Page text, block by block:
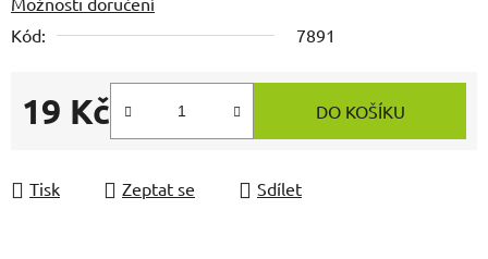
Kód:
7891
19 Kč
Měrná cena:
DO KOŠÍKU
Tisk Zeptat se Sdílet